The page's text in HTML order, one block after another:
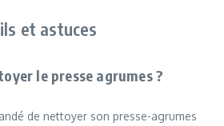
et astuces
le presse agrumes ?
de nettoyer son presse-agrumes